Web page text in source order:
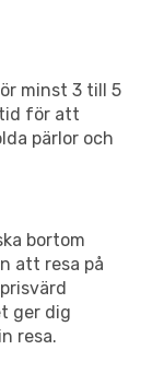
minst 3 till 5
för att
pärlor och
bortom
att resa på
ger dig
resa.